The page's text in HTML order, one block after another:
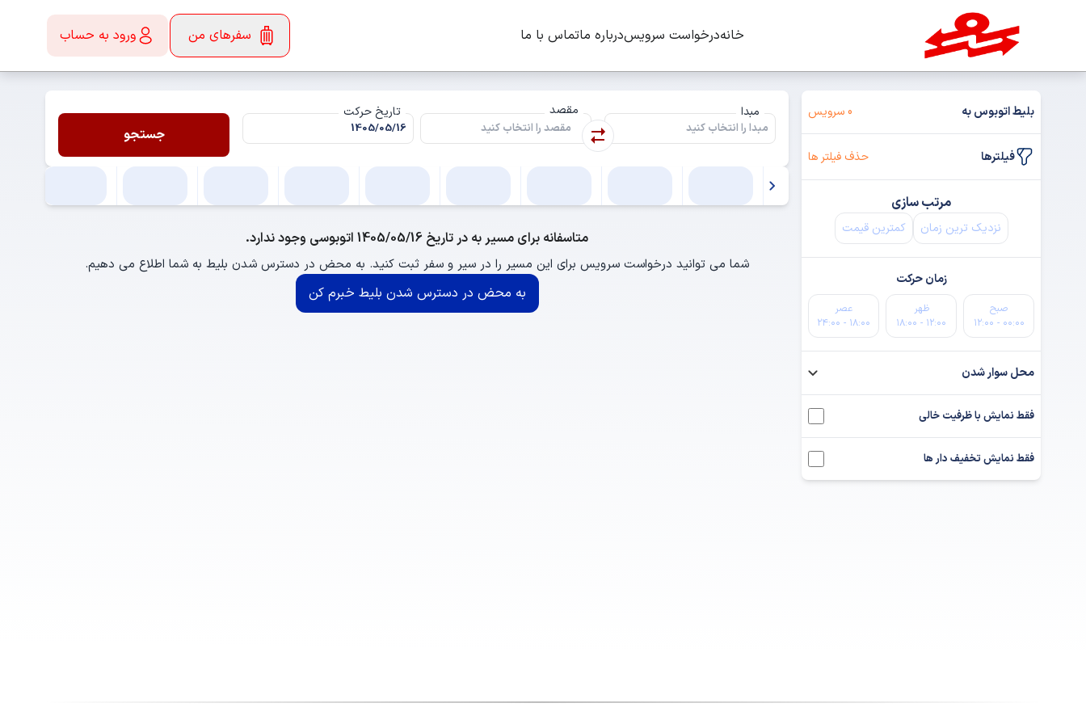
خانهدرخواست سرویسدرباره ماتماس با ما سفرهای من ورود به حساب
بلیط اتوبوس به 0 سرویس
فیلترها حذف فیلتر ها
مرتب سازی
نزدیک ترین زمان کمترین قیمت
زمان حرکت
صبح
۰۰:۰۰ - ۱۲:۰۰
ظهر
۱۲:۰۰ - ۱۸:۰۰
عصر
۱۸:۰۰ - ۲۴:۰۰
محل سوار شدن
فقط نمایش با ظرفیت خالی
فقط نمایش تخفیف دار ها
مبدا مقصد تاریخ حرکت
جستجو
متاسفانه برای مسیر به در تاریخ 1405/05/16 اتوبوسی وجود ندارد.
شما می توانید درخواست سرویس برای این مسیر را در سیر و سفر ثبت کنید. به محض در دسترس شدن بلیط به شما اطلاع می دهیم.
به محض در دسترس شدن بلیط خبرم کن